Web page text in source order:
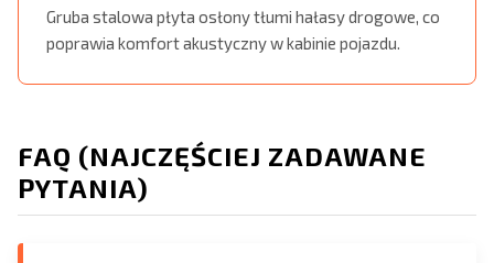
Gruba stalowa płyta osłony tłumi hałasy drogowe, co
poprawia komfort akustyczny w kabinie pojazdu.
FAQ (NAJCZĘŚCIEJ ZADAWANE
PYTANIA)